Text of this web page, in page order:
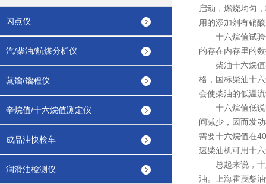
闪点仪
汽/柴油/航煤分析仪
蒸馏/馏程仪
辛烷值/十六烷值测定仪
成品油快检车
润滑油检测仪
启动，燃烧均匀
用的添加剂有硝
十六烷值试验
的存在内存里的
柴油十六烷值
格，国标柴油十
会使柴油的低温
十六烷值低说
间减少，因而发
需要十六烷值在
速柴油机可用十
总起来说，十
油。上海霍茂柴